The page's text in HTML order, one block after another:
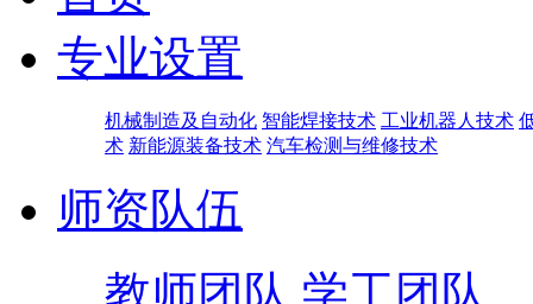
专业设置
机械制造及自动化 智能焊接技术 工业机器人技术
术 新能源装备技术 汽车检测与维修技术
师资队伍
教师团队 学工团队